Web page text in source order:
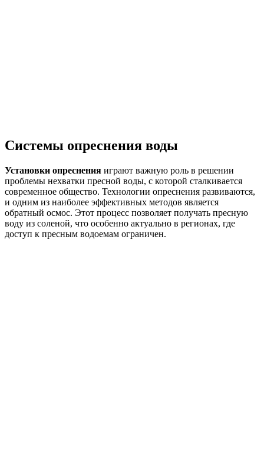
Системы опреснения воды
Установки опреснения играют важную роль в решении
проблемы нехватки пресной воды, с которой сталкивается
современное общество. Технологии опреснения развиваются,
и одним из наиболее эффективных методов является
обратный осмос. Этот процесс позволяет получать пресную
воду из соленой, что особенно актуально в регионах, где
доступ к пресным водоемам ограничен.